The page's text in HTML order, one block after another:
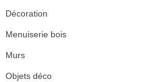
Décoration
Menuiserie bois
Murs
Objets déco